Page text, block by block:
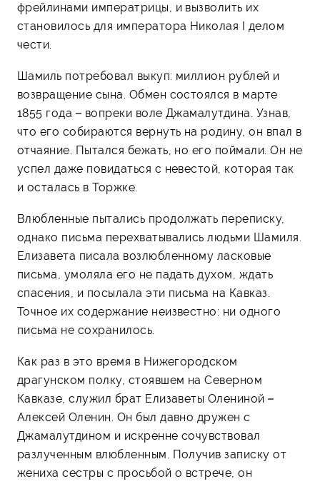
фрейлинами императрицы, и вызволить их
становилось для императора Николая I делом
чести.
Шамиль потребовал выкуп: миллион рублей и
возвращение сына. Обмен состоялся в марте
1855 года – вопреки воле Джамалутдина. Узнав,
что его собираются вернуть на родину, он впал в
отчаяние. Пытался бежать, но его поймали. Он не
успел даже повидаться с невестой, которая так
и осталась в Торжке.
Влюбленные пытались продолжать переписку,
однако письма перехватывались людьми Шамиля.
Елизавета писала возлюбленному ласковые
письма, умоляла его не падать духом, ждать
спасения, и посылала эти письма на Кавказ.
Точное их содержание неизвестно: ни одного
письма не сохранилось.
Как раз в это время в Нижегородском
драгунском полку, стоявшем на Северном
Кавказе, служил брат Елизаветы Олениной –
Алексей Оленин. Он был давно дружен с
Джамалутдином и искренне сочувствовал
разлученным влюбленным. Получив записку от
жениха сестры с просьбой о встрече, он